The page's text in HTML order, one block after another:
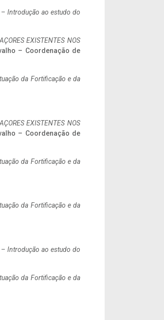
Introdução ao estudo do
EXISTENTES NOS
– Coordenação de
da Fortificação e da
EXISTENTES NOS
– Coordenação de
da Fortificação e da
da Fortificação e da
Introdução ao estudo do
da Fortificação e da